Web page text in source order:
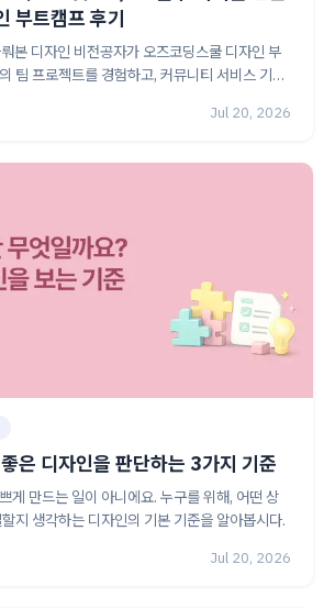
부트캠프 후기
본 디자인 비전공자가 오즈코딩스쿨 디자인 부
팀 프로젝트를 경험하고, 커뮤니티 서비스 기획·
Jul 20, 2026
은 디자인을 판단하는 3가지 기준
게 만드는 일이 아니에요. 누구를 위해, 어떤 상
지 생각하는 디자인의 기본 기준을 알아봅시다.
Jul 20, 2026